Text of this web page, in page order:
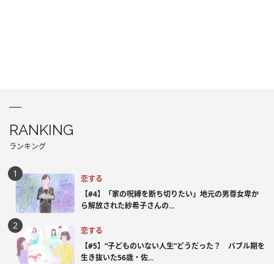
RANKING
ランキング
恋する
【#4】「家の呪縛を断ち切りたい」地元の男尊女卑か
ら解放された紗希子さんの...
恋する
【#5】“子どものいない人生”どうだった？ バブル期を
生き抜いた56歳・佐...